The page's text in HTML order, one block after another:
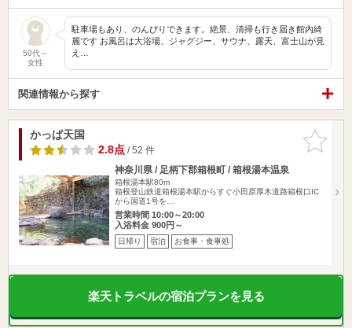
50代～
女性
駐車場もあり、のんびりできます。絶景、清掃も行き届き館内綺
麗です お風呂は大浴場、ジャグジー、サウナ、露天、富士山が見
え…
関連情報から探す
お気に入
りに追加
かっぱ天国
2.8点/ 52 件
神奈川県 / 足柄下郡箱根町 / 箱根湯本温泉
箱根湯本駅80m
箱根登山鉄道箱根湯本駅からすぐ小田原厚木道路箱根口IC
から国道1号を…
営業時間 10:00～20:00
入浴料金 900円～
日帰り 宿泊 お食事・食事処
楽天トラベルの宿泊プランを見る